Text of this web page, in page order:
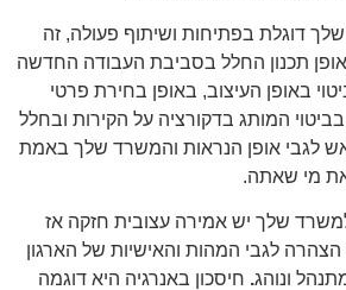
דוגלת בפתיחות ושיתוף פעולה, זה
באופן תכנון החלל בסביבת העבודה החדשה
באופן העיצוב, באופן בחירת פרטי
המותג בדקורציה על הקירות ובחלל
לגבי אופן הנראות והמשרד שלך באמת
מי שאתה.
שלך יש אמירה עצובית חזקה אז
לגבי המהות והאישיות של הארגון
ונוהג. חיסכון באנרגיה היא דוגמה